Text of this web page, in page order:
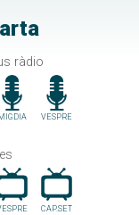
ràdio
VESPRE
CAP.SET